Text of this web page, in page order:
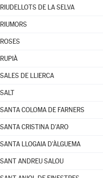
RIUDELLOTS DE LA SELVA
RIUMORS
ROSES
RUPIÀ
SALES DE LLIERCA
SALT
SANTA COLOMA DE FARNERS
SANTA CRISTINA D'ARO
SANTA LLOGAIA D'ÀLGUEMA
SANT ANDREU SALOU